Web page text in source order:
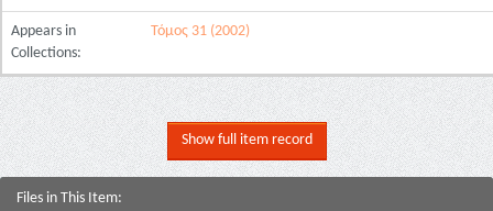
Appears in
Collections:
Τόμος 31 (2002)
Show full item record
Files in This Item: